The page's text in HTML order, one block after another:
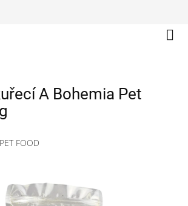
A Bohemia Pet
FOOD